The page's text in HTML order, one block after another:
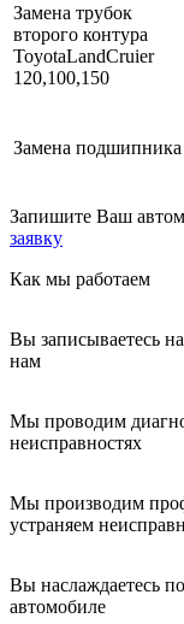
Замена трубок
второго контура
ToyotaLandCruier
120,100,150
Замена подшипника
Запишите Ваш
заявку
Как мы работаем
Вы записываетесь
нам
Мы проводим
неисправностях
Мы производим
устраняем
Вы наслаждаетесь
автомобиле